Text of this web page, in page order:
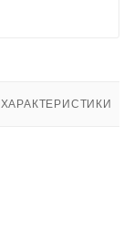
ХАРАКТЕРИСТИКИ